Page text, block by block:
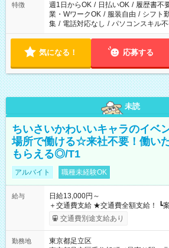
特徴 週1日からOK / 日払いOK / 履歴書不
業・WワークOK / 服装自由 / シフト
集 / 電話対応なし / パソコンスキル
気になる！ 応募する
未読
ちいさいかわいいキャラのイベ
場所で働ける☆来社不要！働い
もらえる◎/T1
アルバイト 職種未経験OK
給与
日給13,000円～
＋交通費支給 ★交通費全額支給！ ┗案件により規定あり ★日払
いOK！（規定あり） ┗働いたその日
ンビニATMから 日払い分を引き落とせます！ 【
交通費別途支給あり
勤務地
東京都足立区